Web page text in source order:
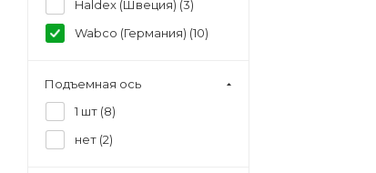
Haldex (Швеция) (3)
Wabco (Германия) (10)
Подъемная ось
1 шт (8)
нет (2)